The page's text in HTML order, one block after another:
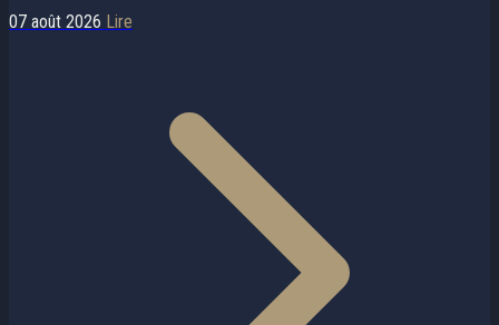
07 août 2026 Lire